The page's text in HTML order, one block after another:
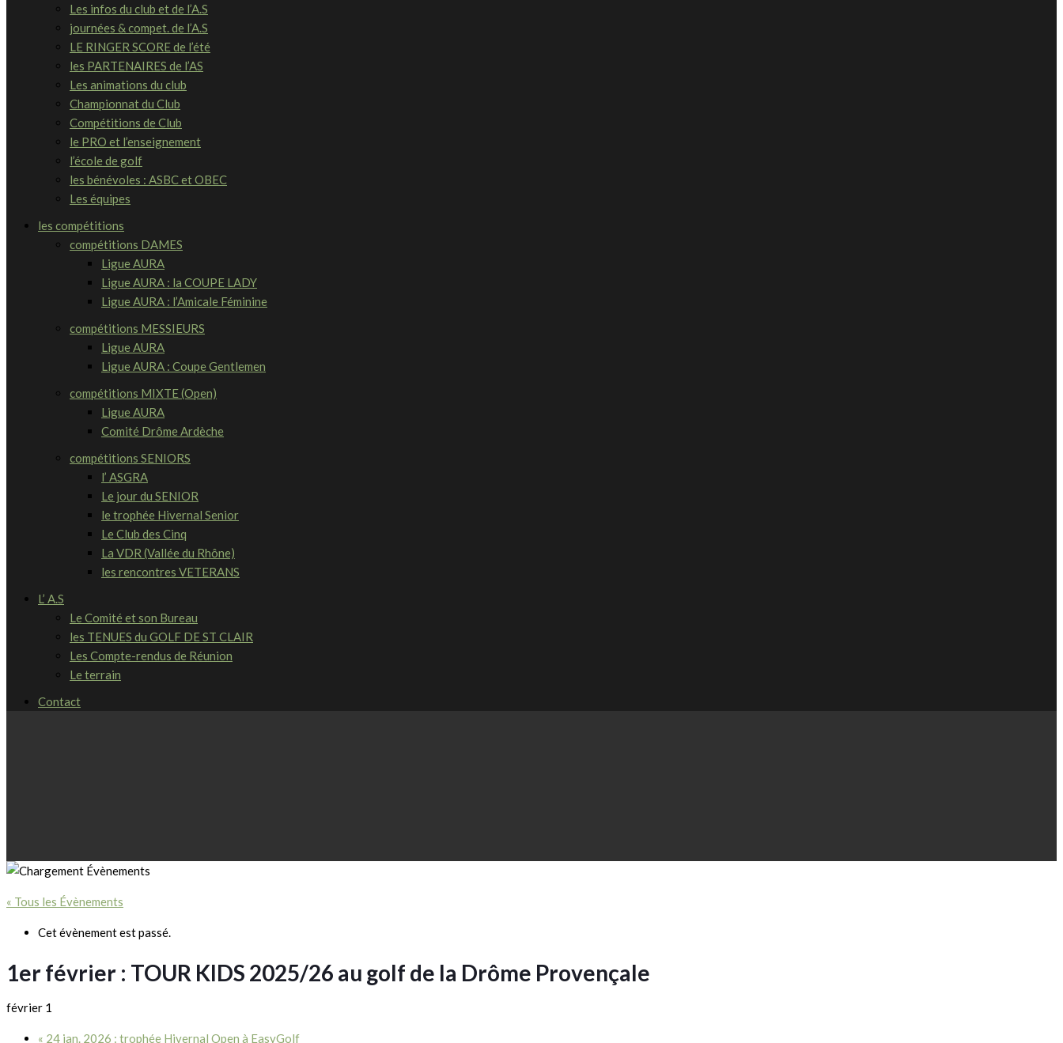
Les infos du club et de l’A.S
journées & compet. de l’A.S
LE RINGER SCORE de l’été
les PARTENAIRES de l’AS
Les animations du club
Championnat du Club
Compétitions de Club
le PRO et l’enseignement
l’école de golf
les bénévoles : ASBC et OBEC
Les équipes
les compétitions
compétitions DAMES
Ligue AURA
Ligue AURA : la COUPE LADY
Ligue AURA : l’Amicale Féminine
compétitions MESSIEURS
Ligue AURA
Ligue AURA : Coupe Gentlemen
compétitions MIXTE (Open)
Ligue AURA
Comité Drôme Ardèche
compétitions SENIORS
l’ ASGRA
Le jour du SENIOR
le trophée Hivernal Senior
Le Club des Cinq
La VDR (Vallée du Rhône)
les rencontres VETERANS
L’ A.S
Le Comité et son Bureau
les TENUES du GOLF DE ST CLAIR
Les Compte-rendus de Réunion
Le terrain
Contact
« Tous les Évènements
Cet évènement est passé.
1er février : TOUR KIDS 2025/26 au golf de la Drôme Provençale
février 1
« 24 jan. 2026 : trophée Hivernal Open à EasyGolf